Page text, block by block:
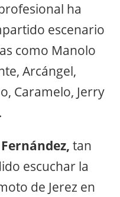
ha
escenario
como Manolo
Arcángel,
Caramelo, Jerry
tan
escuchar la
de Jerez en